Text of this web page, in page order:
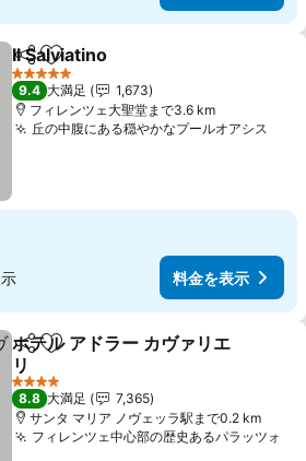
シェアお気に入りに追加
Il Salviatino
5 ホテルのランク
9.4 大満足
1,673
フィレンツェ大聖堂まで3.6 km
丘の中腹にある穏やかなプールオアシス
料金を表示
シェアお気に入りに追加
ホテル アドラー カヴァリエ
リ
料金を表示
4 ホテルのランク
8.8 大満足
7,365
サンタ マリア ノヴェッラ駅まで0.2 km
フィレンツェ中心部の歴史あるパラッツォ